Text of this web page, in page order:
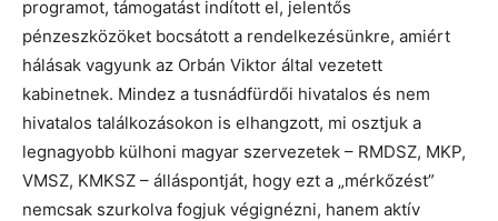
programot, támogatást indított el, jelentős
pénzeszközöket bocsátott a rendelkezésünkre, amiért
hálásak vagyunk az Orbán Viktor által vezetett
kabinetnek. Mindez a tusnádfürdői hivatalos és nem
hivatalos találkozásokon is elhangzott, mi osztjuk a
legnagyobb külhoni magyar szervezetek – RMDSZ, MKP,
VMSZ, KMKSZ – álláspontját, hogy ezt a „mérkőzést”
nemcsak szurkolva fogjuk végignézni, hanem aktív